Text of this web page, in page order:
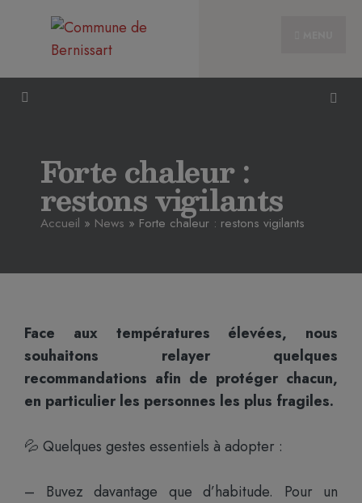
Forte chaleur :
restons vigilants
Accueil » News » Forte chaleur : restons vigilants
Face aux températures élevées, nous
souhaitons relayer quelques
recommandations afin de protéger chacun,
en particulier les personnes les plus fragiles.
💦 Quelques gestes essentiels à adopter :
– Buvez davantage que d’habitude. Pour un